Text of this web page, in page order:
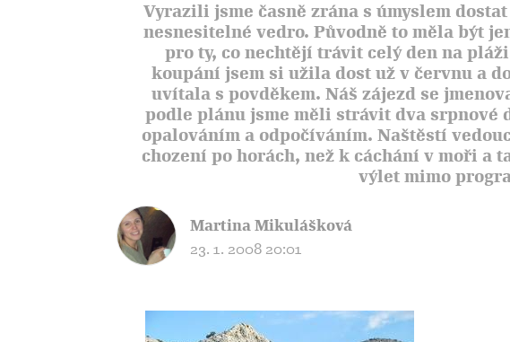
Vyrazili jsme časně zrána s úmyslem
nesnesitelné vedro. Původně to měla být
pro ty, co nechtějí trávit celý den na
koupání jsem si užila dost už v červnu a
uvítala s povděkem. Náš zájezd se
podle plánu jsme měli strávit dva srpnové
opalováním a odpočíváním. Naštěstí
chození po horách, než k cáchání v moři a
výlet mimo
Martina Mikulášková
23. 1. 2008 20:01